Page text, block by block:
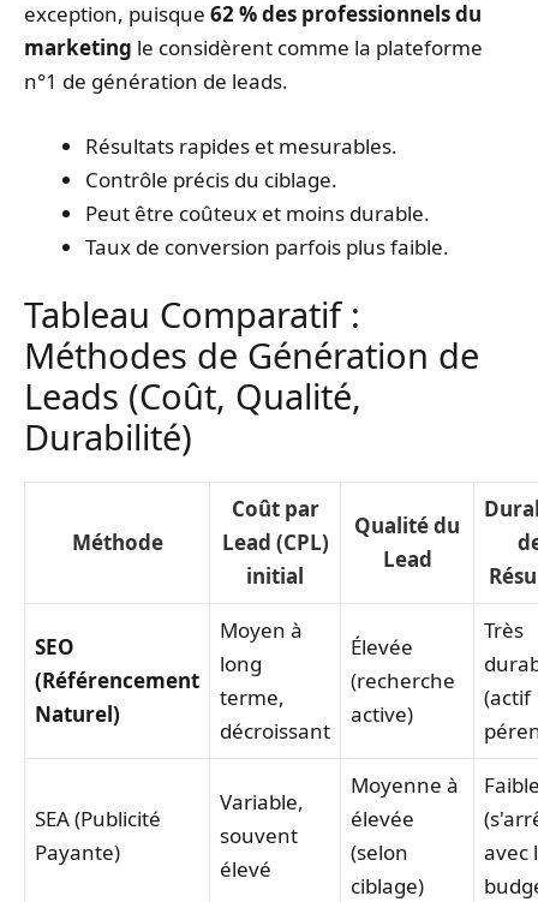
exception, puisque 62 % des professionnels du
marketing le considèrent comme la plateforme
n°1 de génération de leads.
Résultats rapides et mesurables.
Contrôle précis du ciblage.
Peut être coûteux et moins durable.
Taux de conversion parfois plus faible.
Tableau Comparatif :
Méthodes de Génération de
Leads (Coût, Qualité,
Durabilité)
Méthode
Coût par
Lead (CPL)
initial
Qualité du
Lead
SEO
(Référencement
Naturel)
Moyen à
long
terme,
décroissant
Élevée
(recherche
active)
Très
(actif
SEA (Publicité
Payante)
Variable,
souvent
élevé
Moyenne à
élevée
(selon
ciblage)
avec